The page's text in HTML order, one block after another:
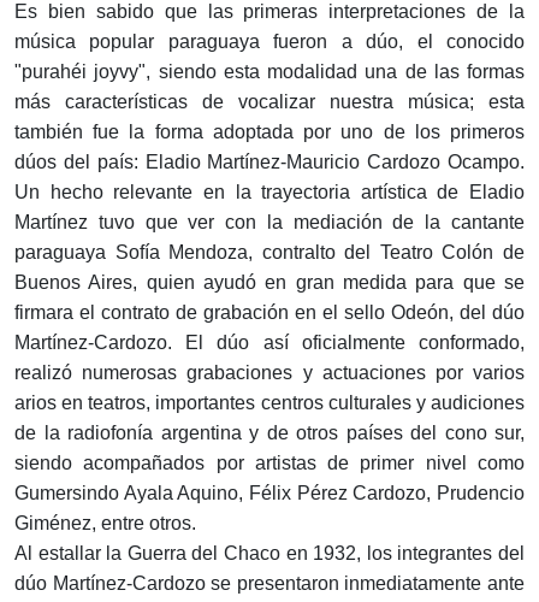
Es bien sabido que las primeras interpretaciones de la
música popular paraguaya fueron a dúo, el conocido
"purahéi joyvy", siendo esta modalidad una de las formas
más características de vocalizar nuestra música; esta
también fue la forma adoptada por uno de los primeros
dúos del país: Eladio Martínez-Mauricio Cardozo Ocampo.
Un hecho relevante en la trayectoria artística de Eladio
Martínez tuvo que ver con la mediación de la cantante
paraguaya Sofía Mendoza, contralto del Teatro Colón de
Buenos Aires, quien ayudó en gran medida para que se
firmara el contrato de grabación en el sello Odeón, del dúo
Martínez-Cardozo. El dúo así oficialmente conformado,
realizó numerosas grabaciones y actuaciones por varios
arios en teatros, importantes centros culturales y audiciones
de la radiofonía argentina y de otros países del cono sur,
siendo acompañados por artistas de primer nivel como
Gumersindo Ayala Aquino, Félix Pérez Cardozo, Prudencio
Giménez, entre otros.
Al estallar la Guerra del Chaco en 1932, los integrantes del
dúo Martínez-Cardozo se presentaron inmediatamente ante